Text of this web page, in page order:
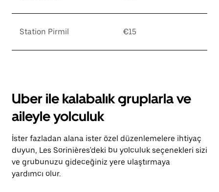
Station Pirmil €15
Uber ile kalabalık gruplarla ve
aileyle yolculuk
İster fazladan alana ister özel düzenlemelere ihtiyaç
duyun, Les Sorinières'deki bu yolculuk seçenekleri sizi
ve grubunuzu gideceğiniz yere ulaştırmaya
yardımcı olur.